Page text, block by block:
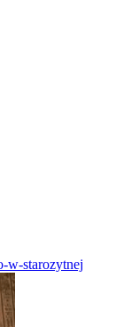
w-starozytnej